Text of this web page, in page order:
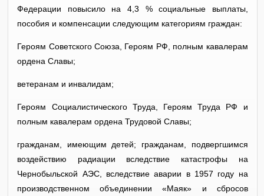
Федерации повысило на 4,3 % социальные выплаты,
пособия и компенсации следующим категориям граждан:
Героям Советского Союза, Героям РФ, полным кавалерам
ордена Славы;
ветеранам и инвалидам;
Героям Социалистического Труда, Героям Труда РФ и
полным кавалерам ордена Трудовой Славы;
гражданам, имеющим детей; гражданам, подвергшимся
воздействию радиации вследствие катастрофы на
Чернобыльской АЭС, вследствие аварии в 1957 году на
производственном объединении «Маяк» и сбросов